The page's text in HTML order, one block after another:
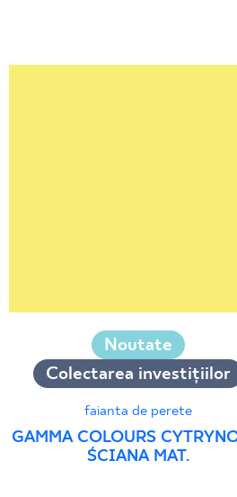
Noutate
Colectarea investițiilor
faianta de perete
GAMMA COLOURS
ŚCIANA MAT.